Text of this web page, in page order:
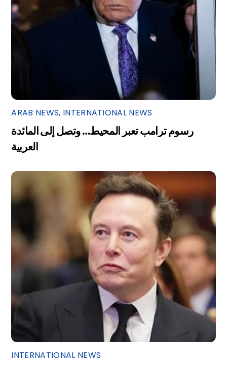
ARAB NEWS, INTERNATIONAL NEWS
رسوم ترامب تعبر المحيط… وتصل إلى المائدة
العربية
INTERNATIONAL NEWS